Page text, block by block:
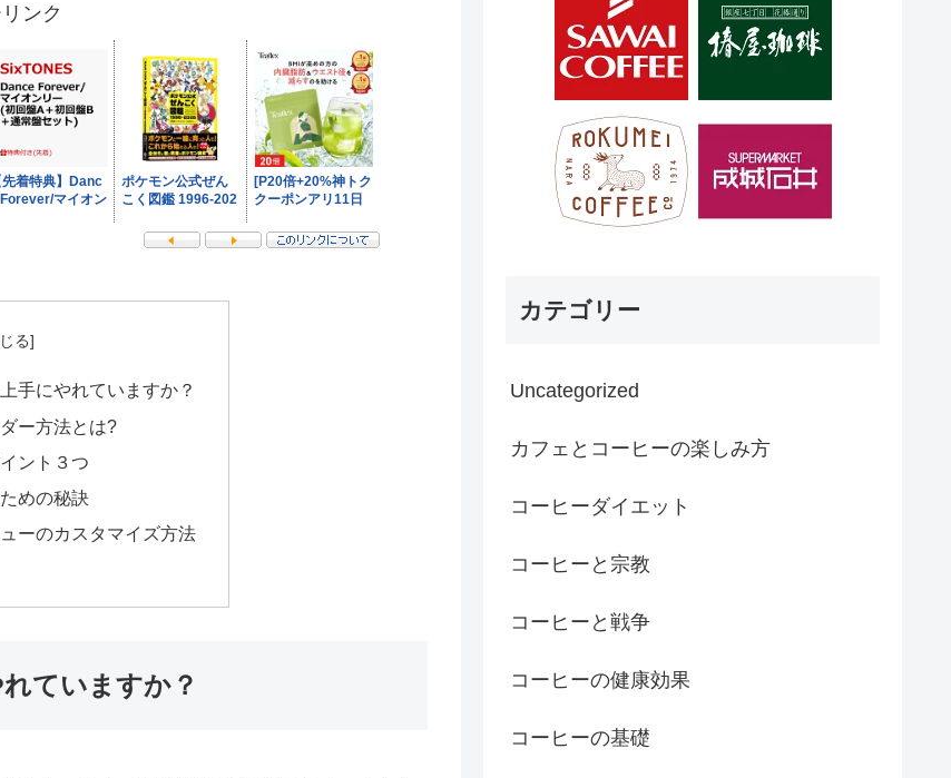
ンク
手にやれていますか？
ー方法とは?
ント３つ
めの秘訣
ーのカスタマイズ方法
ていますか？
カテゴリー
Uncategorized
カフェとコーヒーの楽しみ方
コーヒーダイエット
コーヒーと宗教
コーヒーと戦争
コーヒーの健康効果
コーヒーの基礎